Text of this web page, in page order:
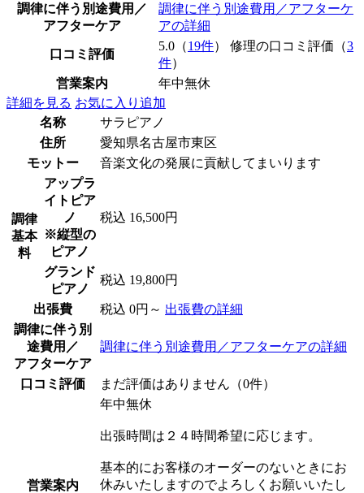
調律に伴う別途費用／
アフターケア
調律に伴う別途費用／アフターケ
アの詳細
口コミ評価
5.0（19件） 修理の口コミ評価（3
件）
営業案内
年中無休
詳細を見る お気に入り追加
名称
サラピアノ
住所
愛知県名古屋市東区
モットー
音楽文化の発展に貢献してまいります
調律
基本
料
アップラ
イトピア
ノ
※縦型の
ピアノ
税込 16,500円
グランド
ピアノ
税込 19,800円
出張費 税込 0円～ 出張費の詳細
調律に伴う別
途費用／
アフターケア
調律に伴う別途費用／アフターケアの詳細
口コミ評価 まだ評価はありません（0件）
営業案内
年中無休
出張時間は２４時間希望に応じます。
基本的にお客様のオーダーのないときにお
休みいたしますのでよろしくお願いいたし